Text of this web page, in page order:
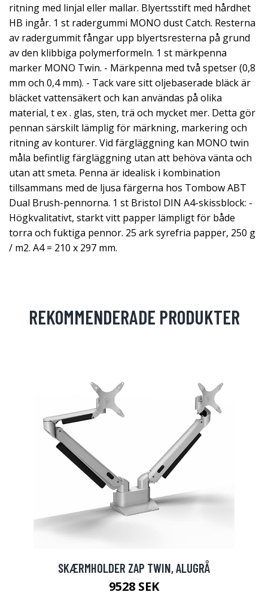
ritning med linjal eller mallar. Blyertsstift med hårdhet
HB ingår. 1 st radergummi MONO dust Catch. Resterna
av radergummit fångar upp blyertsresterna på grund
av den klibbiga polymerformeln. 1 st märkpenna
marker MONO Twin. - Märkpenna med två spetser (0,8
mm och 0,4 mm). - Tack vare sitt oljebaserade bläck är
bläcket vattensäkert och kan användas på olika
material, t ex . glas, sten, trä och mycket mer. Detta gör
pennan särskilt lämplig för märkning, markering och
ritning av konturer. Vid färgläggning kan MONO twin
måla befintlig färgläggning utan att behöva vänta och
utan att smeta. Penna är idealisk i kombination
tillsammans med de ljusa färgerna hos Tombow ABT
Dual Brush-pennorna. 1 st Bristol DIN A4-skissblock: -
Högkvalitativt, starkt vitt papper lämpligt för både
torra och fuktiga pennor. 25 ark syrefria papper, 250 g
/ m2. A4 = 210 x 297 mm.
REKOMMENDERADE PRODUKTER
SKÆRMHOLDER ZAP TWIN, ALUGRÅ
9528 SEK